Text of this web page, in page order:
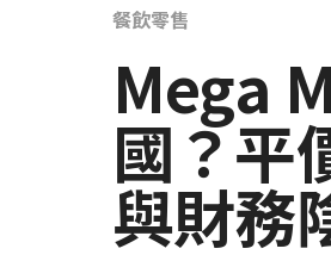
餐飲零售
Mega
國？平
與財務